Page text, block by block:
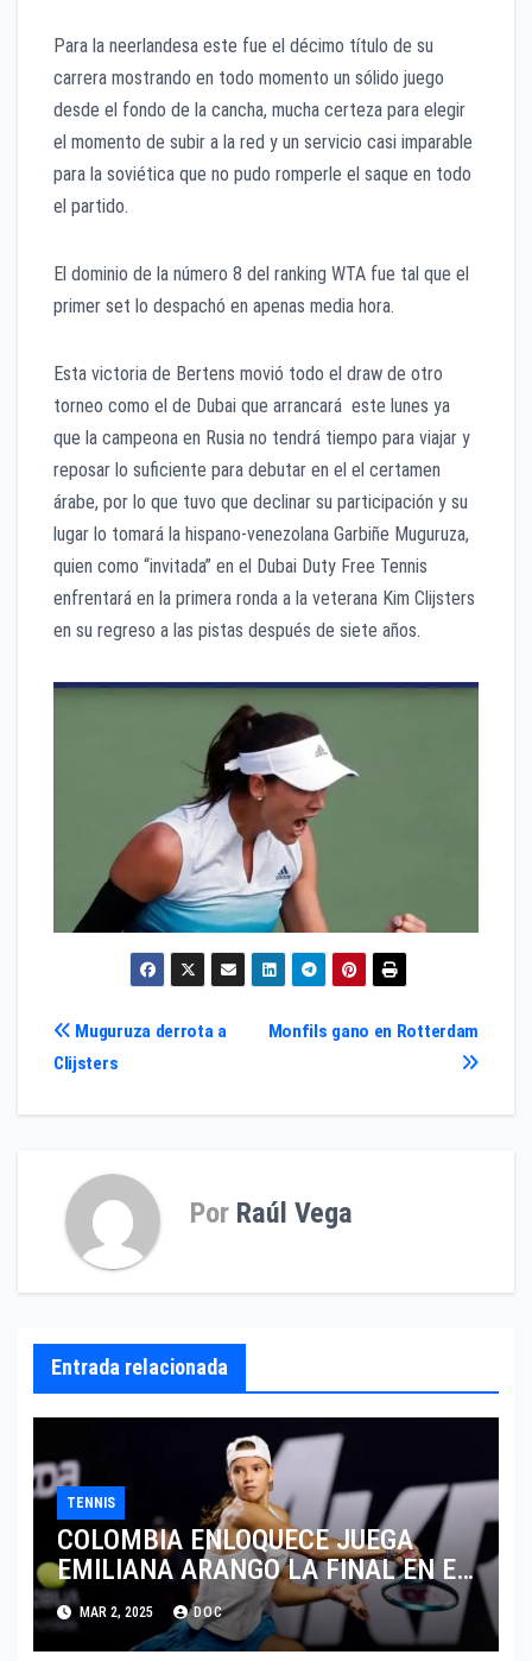
Para la neerlandesa este fue el décimo título de su
carrera mostrando en todo momento un sólido juego
desde el fondo de la cancha, mucha certeza para elegir
el momento de subir a la red y un servicio casi imparable
para la soviética que no pudo romperle el saque en todo
el partido.
El dominio de la número 8 del ranking WTA fue tal que el
primer set lo despachó en apenas media hora.
Esta victoria de Bertens movió todo el draw de otro
torneo como el de Dubai que arrancará este lunes ya
que la campeona en Rusia no tendrá tiempo para viajar y
reposar lo suficiente para debutar en el el certamen
árabe, por lo que tuvo que declinar su participación y su
lugar lo tomará la hispano-venezolana Garbiñe Muguruza,
quien como “invitada” en el Dubai Duty Free Tennis
enfrentará en la primera ronda a la veterana Kim Clijsters
en su regreso a las pistas después de siete años.
Navegación
de
Monfils gano en Rotterdam
Muguruza derrota a
Clijsters
Por Raúl Vega
Entrada relacionada
TENNIS
COLOMBIA ENLOQUECE JUEGA
EMILIANA ARANGO LA FINAL EN EL
ABIERTO DE MERIDA
MAR 2, 2025 DOC